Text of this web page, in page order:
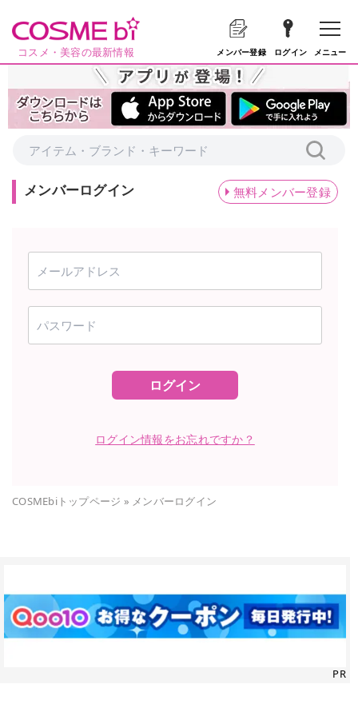
コスメ・美容の最新情報 メンバー登録 ログイン メニュー
メンバーログイン 無料メンバー登録
ログイン
ログイン情報をお忘れですか？
COSMEbiトップページ » メンバーログイン
PR